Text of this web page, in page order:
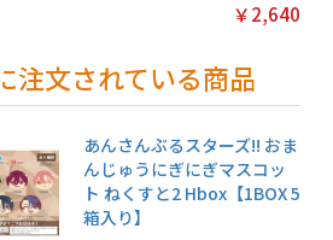
￥2,640
注文されている商品
あんさんぶるスターズ!! おま
んじゅうにぎにぎマスコッ
ト ねくすと2 Hbox【1BOX 5
箱入り】